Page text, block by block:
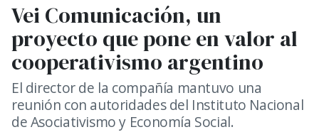
Vei Comunicación, un
proyecto que pone en valor al
cooperativismo argentino
El director de la compañía mantuvo una
reunión con autoridades del Instituto Nacional
de Asociativismo y Economía Social.